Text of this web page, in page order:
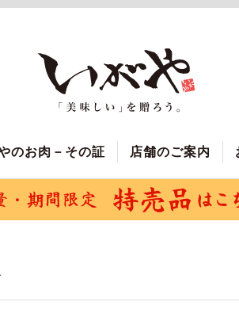
のお肉－その証 店舗のご案内